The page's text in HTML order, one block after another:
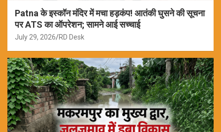
Patna के इस्कॉन मंदिर में मचा हड़कंप! आतंकी घुसने की सूचना
पर ATS का ऑपरेशन; सामने आई सच्चाई
July 29, 2026 RD Desk